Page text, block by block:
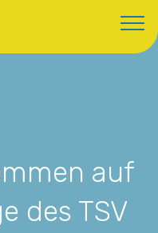
auf
des TSV